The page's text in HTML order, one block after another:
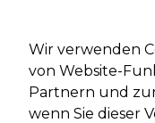
Marken
Wir verwenden
von Website-
Partnern und
wenn Sie dieser